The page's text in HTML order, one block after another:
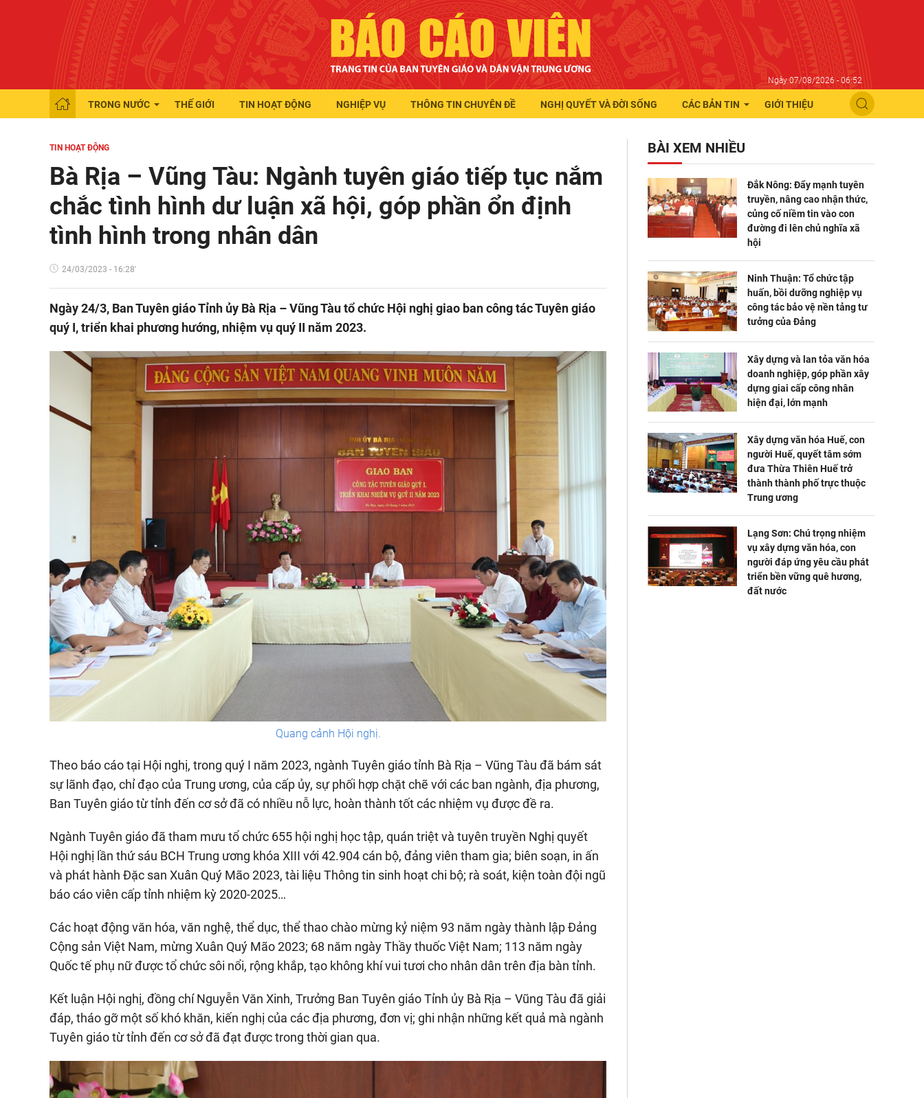
Ngày 07/08/2026 - 06:52
TRONG NƯỚC THẾ GIỚI TIN HOẠT ĐỘNG NGHIỆP VỤ THÔNG TIN CHUYÊN ĐỀ NGHỊ QUYẾT VÀ ĐỜI SỐNG CÁC BẢN TIN GIỚI THIỆU
TIN HOẠT ĐỘNG
Bà Rịa – Vũng Tàu: Ngành tuyên giáo tiếp tục nắm
chắc tình hình dư luận xã hội, góp phần ổn định
tình hình trong nhân dân
24/03/2023 - 16:28'
Ngày 24/3, Ban Tuyên giáo Tỉnh ủy Bà Rịa – Vũng Tàu tổ chức Hội nghị giao ban công tác Tuyên giáo
quý I, triển khai phương hướng, nhiệm vụ quý II năm 2023.
Quang cảnh Hội nghị.
Theo báo cáo tại Hội nghị, trong quý I năm 2023, ngành Tuyên giáo tỉnh Bà Rịa – Vũng Tàu đã bám sát
sự lãnh đạo, chỉ đạo của Trung ương, của cấp ủy, sự phối hợp chặt chẽ với các ban ngành, địa phương,
Ban Tuyên giáo từ tỉnh đến cơ sở đã có nhiều nỗ lực, hoàn thành tốt các nhiệm vụ được đề ra.
Ngành Tuyên giáo đã tham mưu tổ chức 655 hội nghị học tập, quán triệt và tuyên truyền Nghị quyết
Hội nghị lần thứ sáu BCH Trung ương khóa XIII với 42.904 cán bộ, đảng viên tham gia; biên soạn, in ấn
và phát hành Đặc san Xuân Quý Mão 2023, tài liệu Thông tin sinh hoạt chi bộ; rà soát, kiện toàn đội ngũ
báo cáo viên cấp tỉnh nhiệm kỳ 2020-2025…
Các hoạt động văn hóa, văn nghệ, thể dục, thể thao chào mừng kỷ niệm 93 năm ngày thành lập Đảng
Cộng sản Việt Nam, mừng Xuân Quý Mão 2023; 68 năm ngày Thầy thuốc Việt Nam; 113 năm ngày
Quốc tế phụ nữ được tổ chức sôi nổi, rộng khắp, tạo không khí vui tươi cho nhân dân trên địa bàn tỉnh.
Kết luận Hội nghị, đồng chí Nguyễn Văn Xinh, Trưởng Ban Tuyên giáo Tỉnh ủy Bà Rịa – Vũng Tàu đã giải
đáp, tháo gỡ một số khó khăn, kiến nghị của các địa phương, đơn vị; ghi nhận những kết quả mà ngành
Tuyên giáo từ tỉnh đến cơ sở đã đạt được trong thời gian qua.
BÀI XEM NHIỀU
Đắk Nông: Đẩy mạnh tuyên
truyền, nâng cao nhận thức,
củng cố niềm tin vào con
đường đi lên chủ nghĩa xã
hội
Ninh Thuận: Tổ chức tập
huấn, bồi dưỡng nghiệp vụ
công tác bảo vệ nền tảng tư
tưởng của Đảng
Xây dựng và lan tỏa văn hóa
doanh nghiệp, góp phần xây
dựng giai cấp công nhân
hiện đại, lớn mạnh
Xây dựng văn hóa Huế, con
người Huế, quyết tâm sớm
đưa Thừa Thiên Huế trở
thành thành phố trực thuộc
Trung ương
Lạng Sơn: Chú trọng nhiệm
vụ xây dựng văn hóa, con
người đáp ứng yêu cầu phát
triển bền vững quê hương,
đất nước